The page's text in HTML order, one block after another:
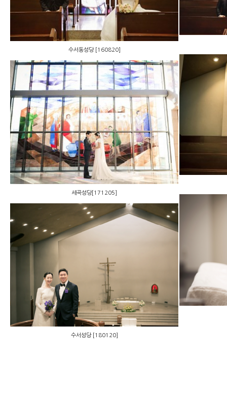
수서동성당 [160820]
세곡성당[171205]
세곡성당[171205]
수서성당 [180120]
수서성당 [180120]